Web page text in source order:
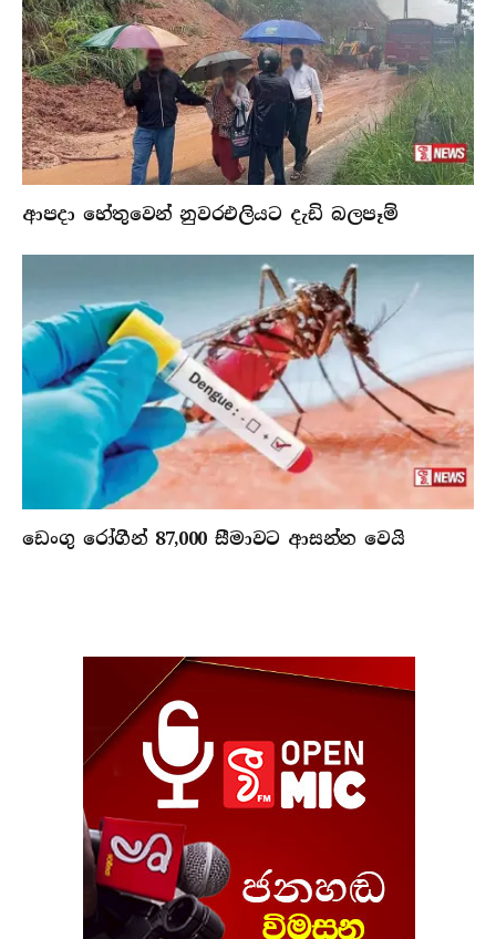
ආපදා හේතුවෙන් නුවරඑලියට දැඩි බලපෑම්
ඩෙංගු රෝගීන් 87,000 සීමාවට ආසන්න වෙයි